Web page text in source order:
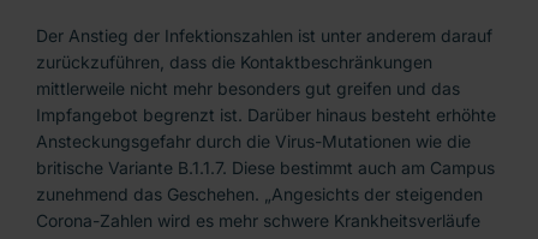
Der Anstieg der Infektionszahlen ist unter anderem darauf
zurückzuführen, dass die Kontaktbeschränkungen
mittlerweile nicht mehr besonders gut greifen und das
Impfangebot begrenzt ist. Darüber hinaus besteht erhöhte
Ansteckungsgefahr durch die Virus-Mutationen wie die
britische Variante B.1.1.7. Diese bestimmt auch am Campus
zunehmend das Geschehen. „Angesichts der steigenden
Corona-Zahlen wird es mehr schwere Krankheitsverläufe